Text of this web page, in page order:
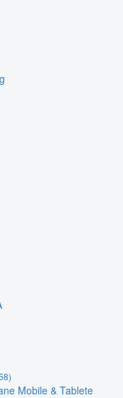
Mobile & Tablete